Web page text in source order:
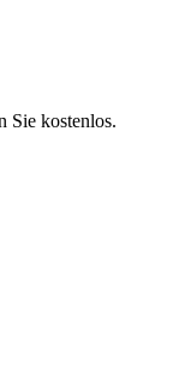
Sie kostenlos.